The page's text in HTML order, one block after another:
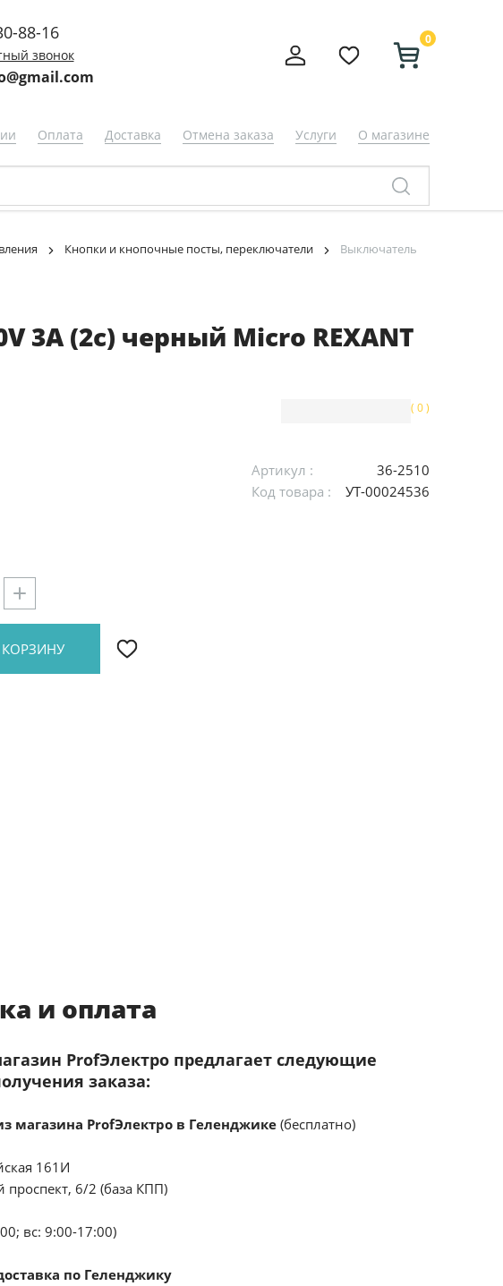
88-16
звонок
0
Оплата Доставка Отмена заказа Услуги О магазине
Кнопки и кнопочные посты, переключатели
Выключатель
3А (2с) черный Micro REXANT
( 0 )
Артикул :
36-2510
Код товара :
УТ-00024536
КОРЗИНУ
и оплата
ProfЭлектро предлагает следующие
заказа:
магазина ProfЭлектро в Геленджике(бесплатно)
161И
проспект, 6/2 (база КПП)
вс: 9:00-17:00)
по Геленджику